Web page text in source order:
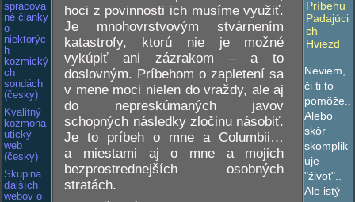
spracova
né články
o
niektorýc
h
kozmický
ch
sondách
(česky)
Kvalitný
kozmona
utický
web
(česky)
Skupina
ďalších
webov o
hoci z povinnosti ich musíme využiť.
Je mnohovrstvovým stvárnením
katastrofy, ktorú nie je možné
vykúpiť ani zázrakom – a to
doslovným. Príbehom o zapletení sa
v mene moci nielen do vraždy, ale aj
do nepreskúmaných javov
schopných následky zločinu násobiť.
Je to príbeh o mne a Columbii…
a miestami aj o mne a mojich
bezprostrednejších osobných
stratách.
Príbehu
Padajúci
ch
Hviezd
Neviem,
či ti to
pomôže..
Alebo
skôr
skomplik
uje
"źivot"..
Ale istý